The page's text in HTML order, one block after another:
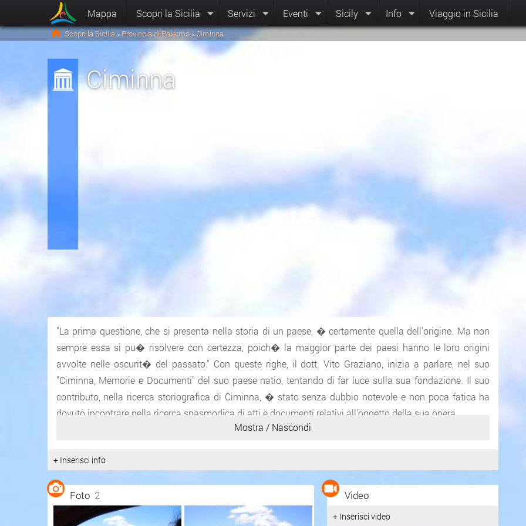
Mappa Scopri la Sicilia Servizi Eventi Sicily Info Viaggio in Sicilia
Scopri la Sicilia > Provincia di Palermo > Ciminna
Ciminna
"La prima questione, che si presenta nella storia di un paese, � certamente quella dell'origine. Ma non
sempre essa si pu� risolvere con certezza, poich� la maggior parte dei paesi hanno le loro origini
avvolte nelle oscurit� del passato." Con queste righe, il dott. Vito Graziano, inizia a parlare, nel suo
"Ciminna, Memorie e Documenti" del suo paese natio, tentando di far luce sulla sua fondazione. Il suo
contributo, nella ricerca storiografica di Ciminna, � stato senza dubbio notevole e non poca fatica ha
dovuto incontrare nella ricerca spasmodica di atti e documenti relativi all'oggetto della sua opera.
Territorio frequentato sin dall'et� del bronzo, conserva testimonianze di urbanizzazione che si datano
Dovette avere particolare sviluppo in et� romana, mantenendo poi prerogative urbane nel periodo
bizantino ed arabo.
Il centro urbano, documentato nel primo normanno, accresciutosi sotto Federico II, fu riferimento per i
territori tra Palermo, Termini e Corleone. Alla feracit� del territorio sembra legata l'origine del suo nome e
Mostra / Nascondi
+ Inserisci info
Foto 2 Video
+ Inserisci video